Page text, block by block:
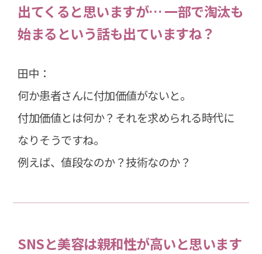
出てくると思いますが… 一部で淘汰も
始まるという話も出ていますね？
田中：
何か患者さんに付加価値がないと。
付加価値とは何か？それを求められる時代に
なりそうですね。
例えば、値段なのか？技術なのか？
SNSと美容は親和性が高いと思います